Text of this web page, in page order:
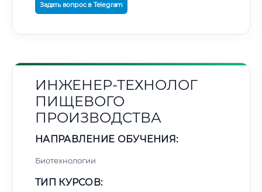
Задать вопрос в Telegram
ИНЖЕНЕР-ТЕХНОЛОГ
ПИЩЕВОГО
ПРОИЗВОДСТВА
НАПРАВЛЕНИЕ ОБУЧЕНИЯ:
Биотехнологии
ТИП КУРСОВ: